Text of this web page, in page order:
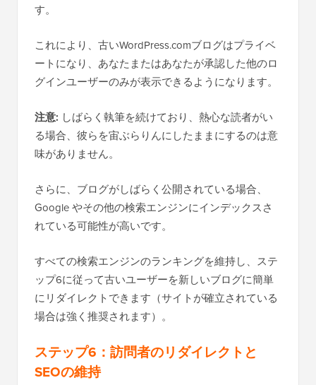
す。
これにより、古いWordPress.comブログはプライベ
ートになり、あなたまたはあなたが承認した他のロ
グインユーザーのみが表示できるようになります。
注意: しばらく執筆を続けており、熱心な読者がい
る場合、彼らを宙ぶらりんにしたままにするのは意
味がありません。
さらに、ブログがしばらく公開されている場合、
Google やその他の検索エンジンにインデックスさ
れている可能性が高いです。
すべての検索エンジンのランキングを維持し、ステ
ップ6に従って古いユーザーを新しいブログに簡単
にリダイレクトできます（サイトが確立されている
場合は強く推奨されます）。
ステップ6：訪問者のリダイレクトと
SEOの維持